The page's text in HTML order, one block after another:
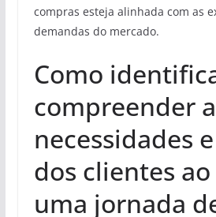
compras esteja alinhada com as
demandas do mercado.
Como
compreender
necessidades
dos clientes
uma jornada